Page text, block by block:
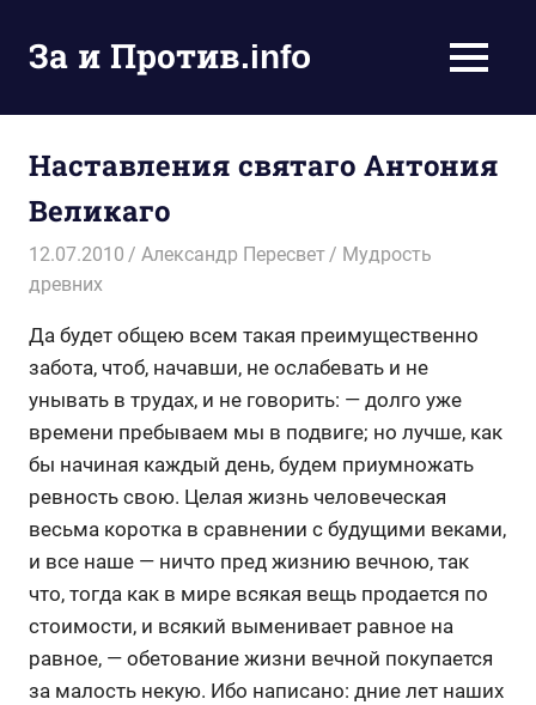
перейти
За и Против.info
мира
MENU
Наставления святаго Антония
Великаго
12.07.2010 Александр Пересвет
Мудрость
древних
Да будет общею всем такая преимущественно
забота, чтоб, начавши, не ослабевать и не
унывать в трудах, и не говорить: — долго уже
времени пребываем мы в подвиге; но лучше, как
бы начиная каждый день, будем приумножать
ревность свою. Целая жизнь человеческая
весьма коротка в сравнении с будущими веками,
и все наше — ничто пред жизнию вечною, так
что, тогда как в мире всякая вещь продается по
стоимости, и всякий выменивает равное на
равное, — обетование жизни вечной покупается
за малость некую. Ибо написано: дние лет наших